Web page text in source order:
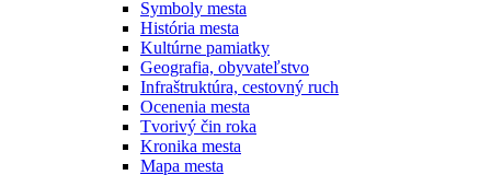
Symboly mesta
História mesta
Kultúrne pamiatky
Geografia, obyvateľstvo
Infraštruktúra, cestovný ruch
Ocenenia mesta
Tvorivý čin roka
Kronika mesta
Mapa mesta